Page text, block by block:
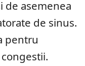
de asemenea
de sinus.
pentru